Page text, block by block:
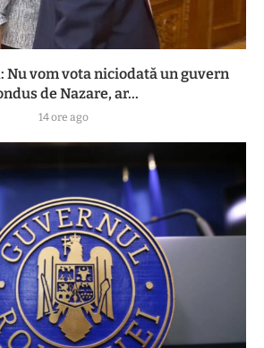
Nu vom vota niciodată un guvern
de Nazare, ar...
14 ore ago